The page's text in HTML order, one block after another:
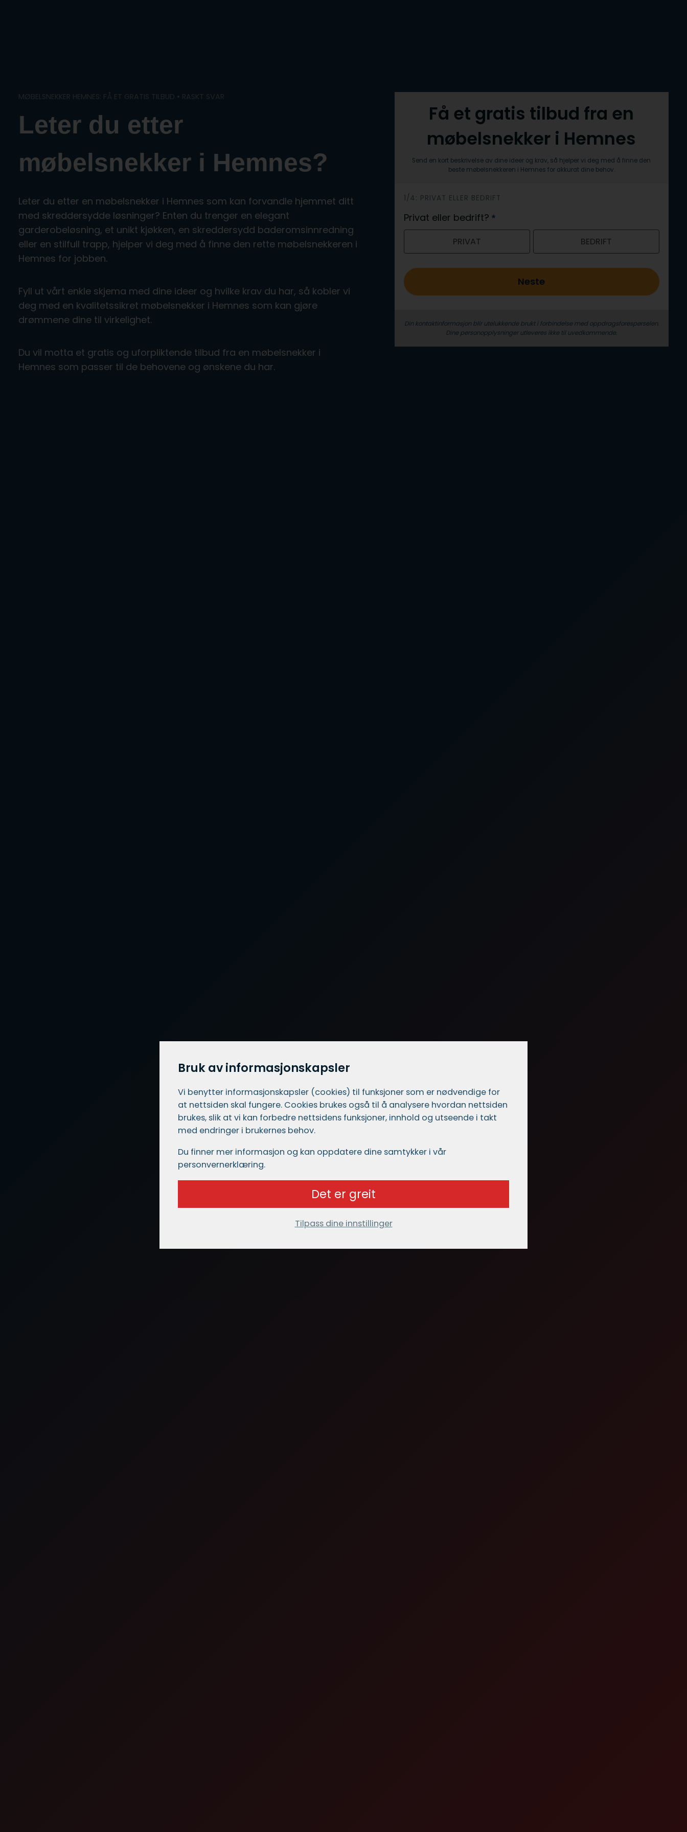
MØBELSNEKKER HEMNES: FÅ ET GRATIS TILBUD • RASKT SVAR
Leter du etter
møbelsnekker i Hemnes?
Leter du etter en møbelsnekker i Hemnes som kan forvandle hjemmet ditt
med skreddersydde løsninger? Enten du trenger en elegant
garderobeløsning, et unikt kjøkken, en skreddersydd baderomsinnredning
eller en stilfull trapp, hjelper vi deg med å finne den rette møbelsnekkeren i
Hemnes for jobben.
Fyll ut vårt enkle skjema med dine ideer og hvilke krav du har, så kobler vi
deg med en kvalitetssikret møbelsnekker i Hemnes som kan gjøre
drømmene dine til virkelighet.
Du vil motta et gratis og uforpliktende tilbud fra en møbelsnekker i
Hemnes som passer til de behovene og ønskene du har.
Få et gratis tilbud fra en
møbelsnekker i Hemnes
Send en kort beskrivelse av dine ideer og krav, så hjelper vi deg med å finne den
beste møbelsnekkeren i Hemnes for akkurat dine behov.
h
e
r
1/4: PRIVAT ELLER BEDRIFT
Privat eller bedrift? *
PRIVAT BEDRIFT
Neste
Din kontaktinformasjon blir utelukkende brukt i forbindelse med oppdrags­forespørselen.
Dine person­­opplysninger utleveres ikke til uvedkommende.
Bruk av informasjonskapsler
Vi benytter informasjons­kapsler (cookies) til funksjoner som er nødvendige for
at nettsiden skal fungere. Cookies brukes også til å analysere hvordan nettsiden
brukes, slik at vi kan forbedre nettsidens funksjoner, innhold og utseende i takt
med endringer i brukernes behov.
Du finner mer informasjon og kan oppdatere dine samtykker i vår
personvernerklæring.
Det er greit
Tilpass dine innstillinger